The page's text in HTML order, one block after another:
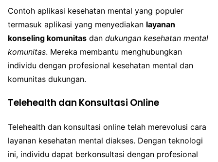
Contoh aplikasi kesehatan mental yang populer
termasuk aplikasi yang menyediakan layanan
konseling komunitas dan dukungan kesehatan mental
komunitas. Mereka membantu menghubungkan
individu dengan profesional kesehatan mental dan
komunitas dukungan.
Telehealth dan Konsultasi Online
Telehealth dan konsultasi online telah merevolusi cara
layanan kesehatan mental diakses. Dengan teknologi
ini, individu dapat berkonsultasi dengan profesional